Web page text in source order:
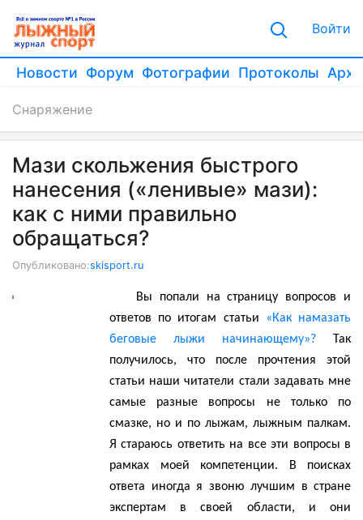
Войти
Новости Форум Фотографии Протоколы
Снаряжение
Мази скольжения быстрого
нанесения («ленивые» мази):
как с ними правильно
обращаться?
Опубликовано:skisport.ru
Вы попали на страницу вопросов и
ответов по итогам статьи
«Как намазать
беговые лыжи начинающему»?
Так
получилось, что после прочтения этой
статьи наши читатели стали задавать мне
самые разные вопросы не только по
смазке, но и по лыжам, лыжным палкам.
Я стараюсь ответить на все эти вопросы в
рамках моей компетенции. В поисках
ответа иногда я звоню лучшим в стране
экспертам в своей области, и они